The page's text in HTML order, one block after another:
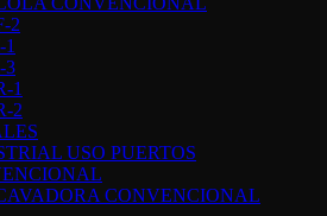
2
1
3
1
2
USO PUERTOS
CONVENCIONAL